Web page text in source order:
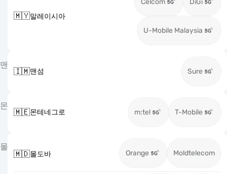
🇲🇾말레이시아
Celcom DiGi
U-Mobile Malaysia
맨
🇮🇲맨섬 Sure
몬
🇲🇪몬테네그로 m:tel T-Mobile
몰
🇲🇩몰도바 Orange Moldtelecom